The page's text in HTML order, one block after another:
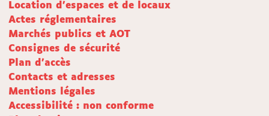
Location d'espaces et de locaux
Actes réglementaires
Marchés publics et AOT
Consignes de sécurité
Plan d'accès
Contacts et adresses
Mentions légales
Accessibilité : non conforme